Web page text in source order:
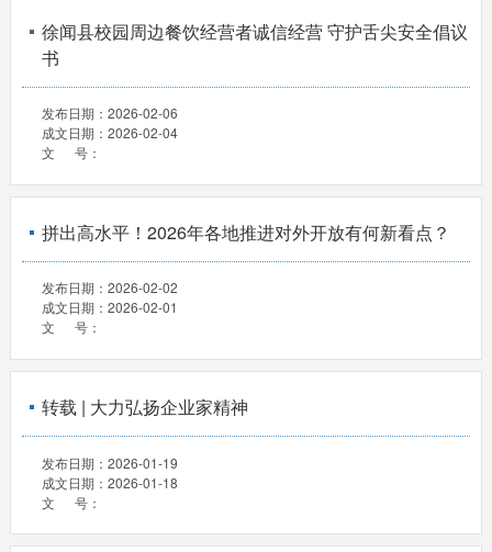
徐闻县校园周边餐饮经营者诚信经营 守护舌尖安全倡议
书
发布日期： 2026-02-06
成文日期： 2026-02-04
文 号：
拼出高水平！2026年各地推进对外开放有何新看点？
发布日期： 2026-02-02
成文日期： 2026-02-01
文 号：
转载 | 大力弘扬企业家精神
发布日期： 2026-01-19
成文日期： 2026-01-18
文 号：